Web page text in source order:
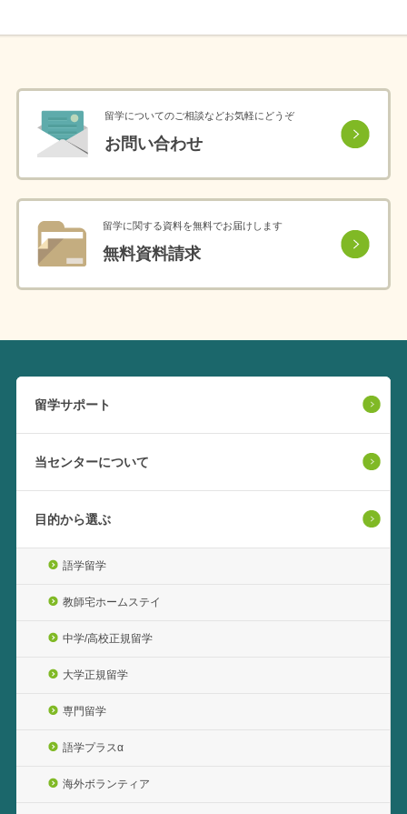
留学についてのご相談などお気軽にどうぞ
お問い合わせ
留学に関する資料を無料でお届けします
無料資料請求
留学サポート
当センターについて
目的から選ぶ
語学留学
教師宅ホームステイ
中学/高校正規留学
大学正規留学
専門留学
語学プラスα
海外ボランティア